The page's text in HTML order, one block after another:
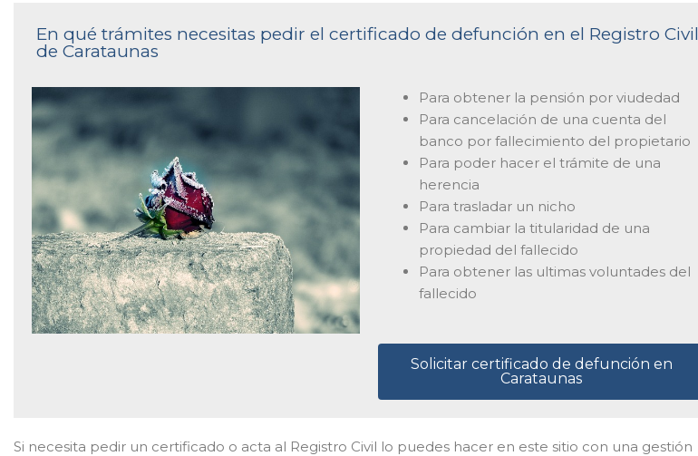
En qué trámites necesitas pedir el certificado de defunción en el Registro Civil
de Carataunas
Para obtener la pensión por viudedad
Para cancelación de una cuenta del
banco por fallecimiento del propietario
Para poder hacer el trámite de una
herencia
Para trasladar un nicho
Para cambiar la titularidad de una
propiedad del fallecido
Para obtener las ultimas voluntades del
fallecido
Solicitar certificado de defunción en
Carataunas
Si necesita pedir un certificado o acta al Registro Civil lo puedes hacer en este sitio con una gestión